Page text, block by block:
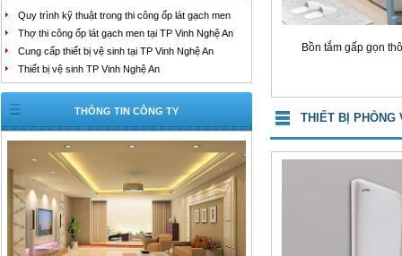
Quy trình kỹ thuật trong thi công ốp lát gạch men
Thợ thi công ốp lát gạch men tại TP Vinh Nghệ An
Cung cấp thiết bị vệ sinh tại TP Vinh Nghệ An
Thiết bị vệ sinh TP Vinh Nghệ An
THÔNG TIN CÔNG TY
Bồn tắm gấp gọn
THIẾT BỊ PHÒNG